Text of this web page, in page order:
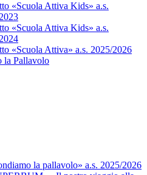
«Scuola Attiva Kids» a.s.
«Scuola Attiva Kids» a.s.
«Scuola Attiva» a.s. 2025/2026
la Pallavolo
la pallavolo» a.s. 2025/2026